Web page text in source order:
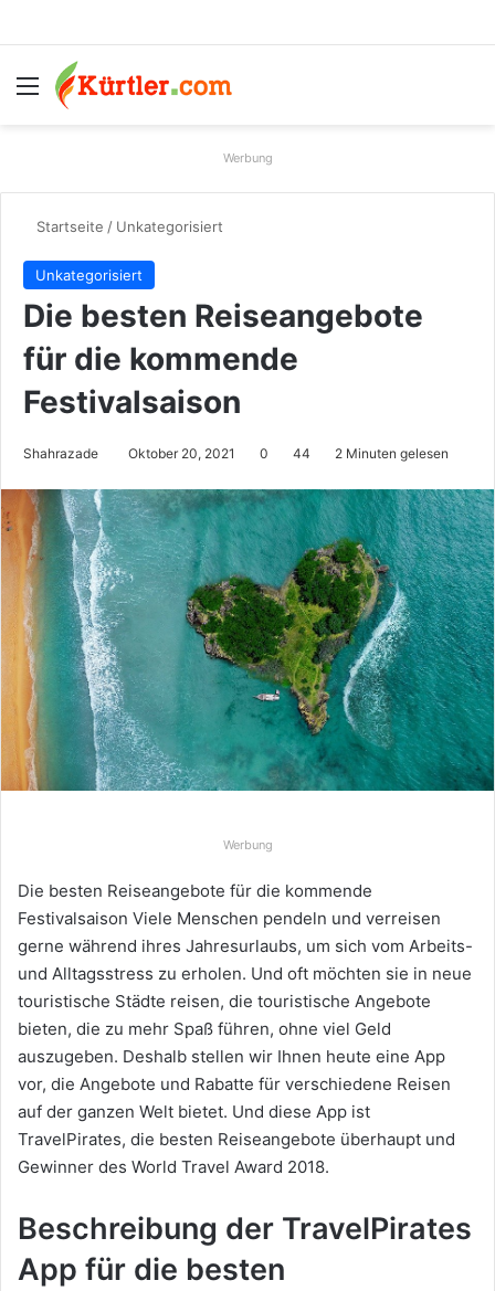
Menü
Werbung
Startseite / Unkategorisiert
Unkategorisiert
Die besten Reiseangebote
für die kommende
Festivalsaison
Shahrazade Oktober 20, 2021 0 44 2 Minuten gelesen
Werbung
Die besten Reiseangebote für die kommende
Festivalsaison Viele Menschen pendeln und verreisen
gerne während ihres Jahresurlaubs, um sich vom Arbeits-
und Alltagsstress zu erholen. Und oft möchten sie in neue
touristische Städte reisen, die touristische Angebote
bieten, die zu mehr Spaß führen, ohne viel Geld
auszugeben. Deshalb stellen wir Ihnen heute eine App
vor, die Angebote und Rabatte für verschiedene Reisen
auf der ganzen Welt bietet. Und diese App ist
TravelPirates, die besten Reiseangebote überhaupt und
Gewinner des World Travel Award 2018.
Beschreibung der TravelPirates
App für die besten